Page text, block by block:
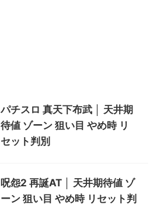
パチスロ 真天下布武 │ 天井期
待値 ゾーン 狙い目 やめ時 リ
セット判別
呪怨2 再誕AT │ 天井期待値 ゾ
ーン 狙い目 やめ時 リセット判